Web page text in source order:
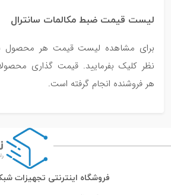
لیست قیمت ضبط مکالمات سانترال
برای مشاهده لیست قیمت هر محصول
نظر کلیک بفرمایید. قیمت گذاری‌
هر فروشنده انجام گرفته است.
فروشگاه اینترنتی تجهیزات